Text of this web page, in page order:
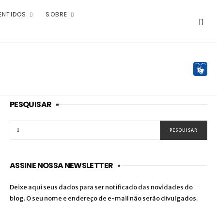
SOBRE
PESQUISAR
ASSINE NOSSA NEWSLETTER
Deixe aqui seus dados para ser notificado das novidades do
blog. O seu nome e endereço de e-mail não serão divulgados.